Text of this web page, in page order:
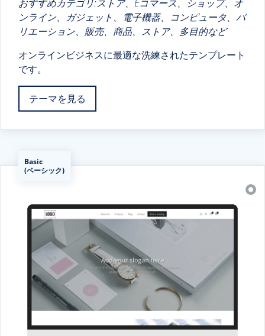
おすすめカテゴリ:ストア、Eコマース、ショップ、オ
ンライン、ガジェット、電子機器、コンピュータ、バ
リエーション、販売、商品、ストア、多目的など
オンラインビジネスに最適な洗練されたテンプレート
です。
テーマを見る
Basic
(ベーシック)